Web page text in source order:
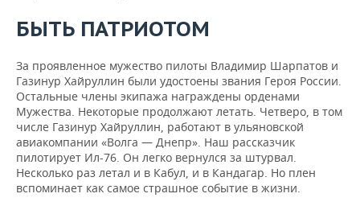
БЫТЬ ПАТРИОТОМ
За проявленное мужество пилоты Владимир Шарпатов и
Газинур Хай­руллин были удостоены звания Героя России.
Остальные члены экипажа награждены орденами
Мужества. Некоторые продолжают летать. Четверо, в том
числе Газинур Хайруллин, работают в ульяновской
авиакомпании «Волга — Днепр». Наш рассказчик
пилотирует Ил-76. Он легко вернулся за штурвал.
Несколько раз летал и в Кабул, и в Кан­дагар. Но плен
вспоминает как самое страшное событие в жизни.